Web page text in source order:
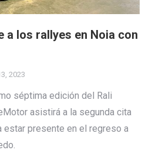
a los rallyes en Noia con
2023
séptima edición del Rali
asistirá a la segunda cita
estar presente en el regreso a